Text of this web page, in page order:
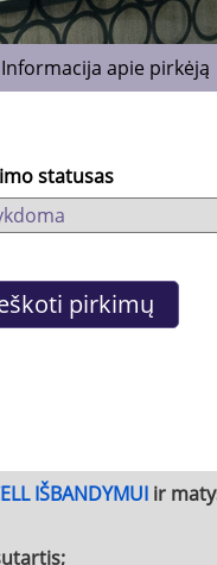
Informacija apie pirkėją
statusas
IŠBANDYMUI ir